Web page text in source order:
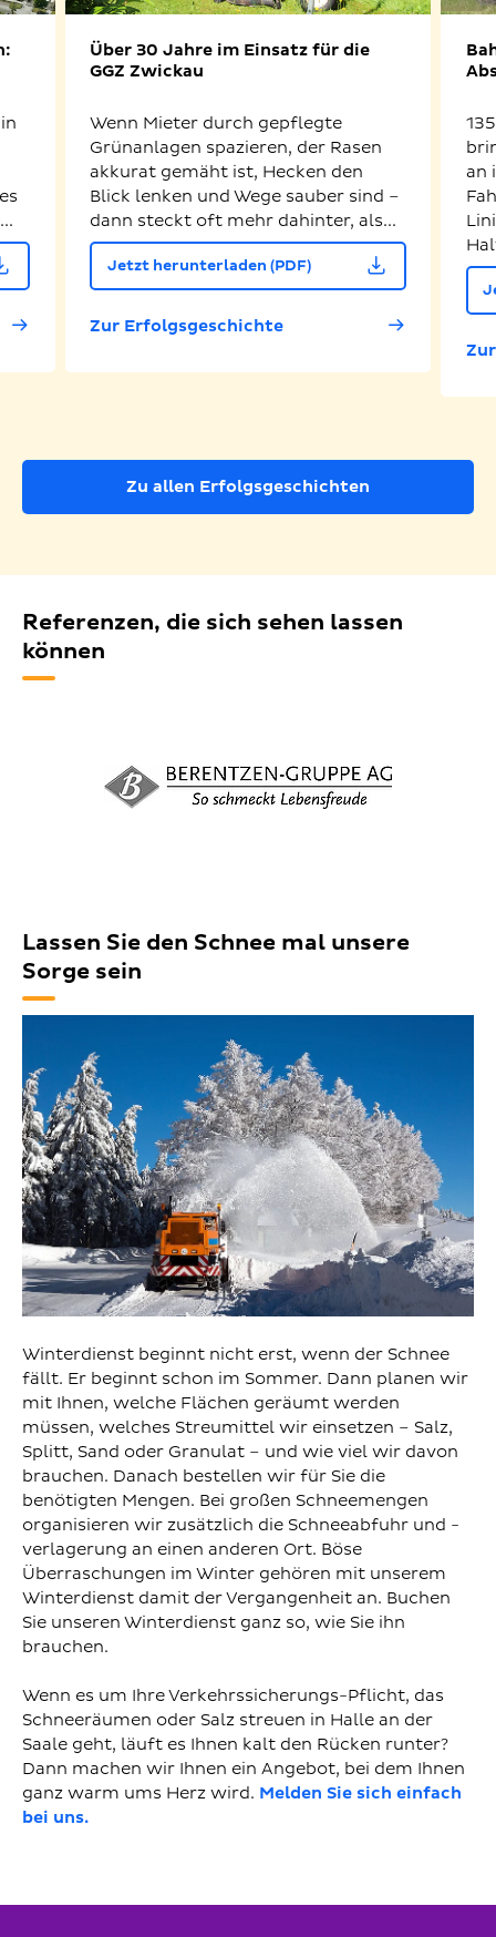
Über 30 Jahre im Einsatz für die
GGZ Zwickau
Wenn Mieter durch gepflegte
Grünanlagen spazieren, der Rasen
akkurat gemäht ist, Hecken den
Blick lenken und Wege sauber sind –
dann steckt oft mehr dahinter, als...
Jetzt herunterladen (PDF)
Zur Erfolgsgeschichte
an
Zu allen Erfolgsgeschichten
Referenzen, die sich sehen lassen
können
Lassen Sie den Schnee mal unsere
Sorge sein
Winterdienst beginnt nicht erst, wenn der Schnee
fällt. Er beginnt schon im Sommer. Dann planen wir
mit Ihnen, welche Flächen geräumt werden
müssen, welches Streumittel wir einsetzen – Salz,
Splitt, Sand oder Granulat – und wie viel wir davon
brauchen. Danach bestellen wir für Sie die
benötigten Mengen. Bei großen Schneemengen
organisieren wir zusätzlich die Schneeabfuhr und -
verlagerung an einen anderen Ort. Böse
Überraschungen im Winter gehören mit unserem
Winterdienst damit der Vergangenheit an. Buchen
Sie unseren Winterdienst ganz so, wie Sie ihn
brauchen.
Wenn es um Ihre Verkehrssicherungs-Pflicht, das
Schneeräumen oder Salz streuen in Halle an der
Saale geht, läuft es Ihnen kalt den Rücken runter?
Dann machen wir Ihnen ein Angebot, bei dem Ihnen
ganz warm ums Herz wird. Melden Sie sich einfach
bei uns.